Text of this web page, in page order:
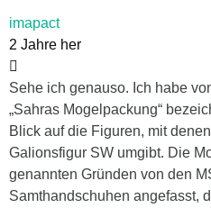
imapact
2 Jahre her
Sehe ich genauso. Ich habe
„Sahras Mogelpackung“
Blick auf die Figuren, mit
Galionsfigur SW umgibt. Die
genannten Gründen von den
Samthandschuhen angefasst,